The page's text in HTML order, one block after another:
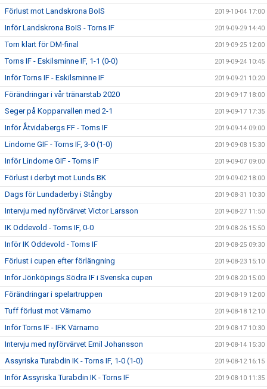
Förlust mot Landskrona BoIS 2019-10-04 17:00
Inför Landskrona BoIS - Torns IF 2019-09-29 14:40
Torn klart för DM-final 2019-09-25 12:00
Torns IF - Eskilsminne IF, 1-1 (0-0) 2019-09-24 10:45
Inför Torns IF - Eskilsminne IF 2019-09-21 10:20
Förändringar i vår tränarstab 2020 2019-09-17 18:00
Seger på Kopparvallen med 2-1 2019-09-17 17:35
Inför Åtvidabergs FF - Torns IF 2019-09-14 09:00
Lindome GIF - Torns IF, 3-0 (1-0) 2019-09-08 15:30
Inför Lindome GIF - Torns IF 2019-09-07 09:00
Förlust i derbyt mot Lunds BK 2019-09-02 18:00
Dags för Lundaderby i Stångby 2019-08-31 10:30
Intervju med nyförvärvet Victor Larsson 2019-08-27 11:50
IK Oddevold - Torns IF, 0-0 2019-08-26 15:50
Inför IK Oddevold - Torns IF 2019-08-25 09:30
Förlust i cupen efter förlängning 2019-08-23 15:10
Inför Jönköpings Södra IF i Svenska cupen 2019-08-20 15:00
Förändringar i spelartruppen 2019-08-19 12:00
Tuff förlust mot Värnamo 2019-08-18 12:10
Inför Torns IF - IFK Värnamo 2019-08-17 10:30
Intervju med nyförvärvet Emil Johansson 2019-08-14 15:30
Assyriska Turabdin IK - Torns IF, 1-0 (1-0) 2019-08-12 16:15
Inför Assyriska Turabdin IK - Torns IF 2019-08-10 11:35